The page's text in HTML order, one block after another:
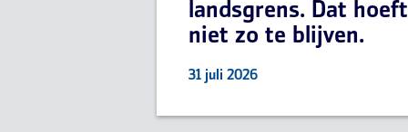
landsgrens. Dat hoeft
niet zo te blijven.
31 juli 2026